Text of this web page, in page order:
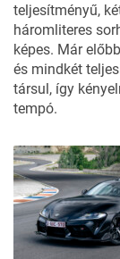
teljesítményű,
háromliteres
képes. Már
és mindkét
társul, így
tempó.